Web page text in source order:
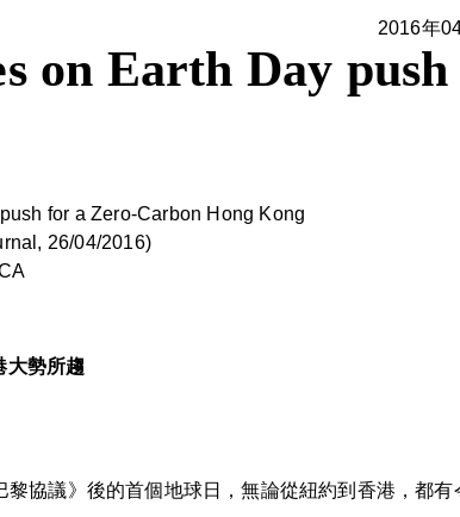
2016年
on Earth Day
for a Zero-Carbon Hong Kong
26/04/2016)
大勢所趨
黎協議》後的首個地球日，無論從紐約到香港，都有